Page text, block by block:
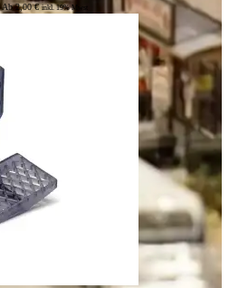
Ab2,00€ inkl. 19% Mwst